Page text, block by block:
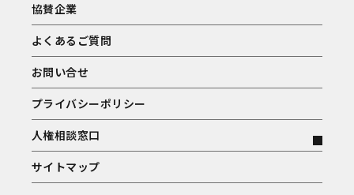
協賛企業
よくあるご質問
お問い合せ
プライバシーポリシー
人権相談窓口
サイトマップ